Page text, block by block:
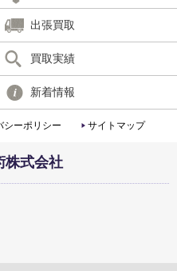
出張買取
買取実績
新着情報
シーポリシー サイトマップ
株式会社